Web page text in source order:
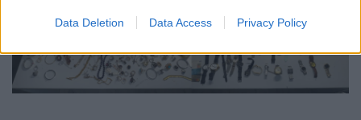
Data Deletion Data Access Privacy Policy